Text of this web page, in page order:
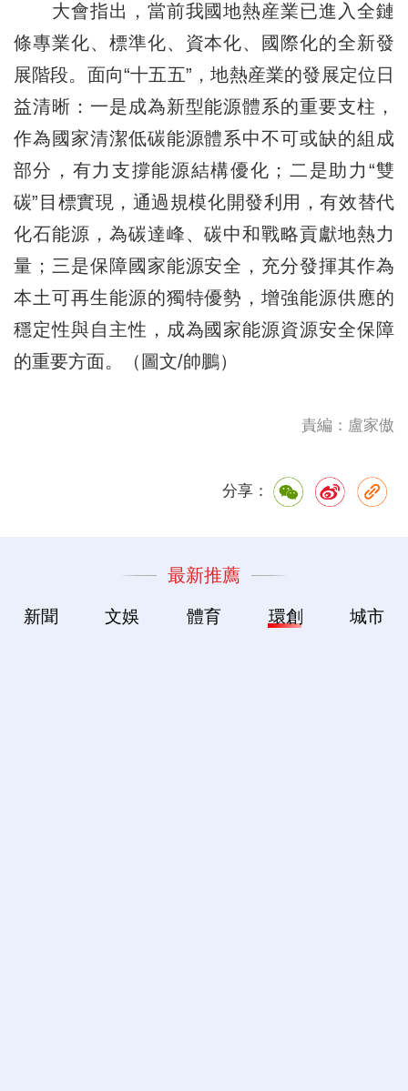
大會指出，當前我國地熱産業已進入全鏈
條專業化、標準化、資本化、國際化的全新發
展階段。面向“十五五”，地熱産業的發展定位日
益清晰：一是成為新型能源體系的重要支柱，
作為國家清潔低碳能源體系中不可或缺的組成
部分，有力支撐能源結構優化；二是助力“雙
碳”目標實現，通過規模化開發利用，有效替代
化石能源，為碳達峰、碳中和戰略貢獻地熱力
量；三是保障國家能源安全，充分發揮其作為
本土可再生能源的獨特優勢，增強能源供應的
穩定性與自主性，成為國家能源資源安全保障
的重要方面。（圖文/帥鵬）
責編：盧家傲
分享：
最新推薦
新聞 文娛 體育 環創 城市